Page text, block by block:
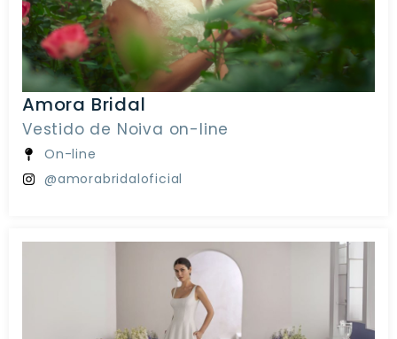
Amora Bridal
Vestido de Noiva on-line
On-line
@amorabridaloficial